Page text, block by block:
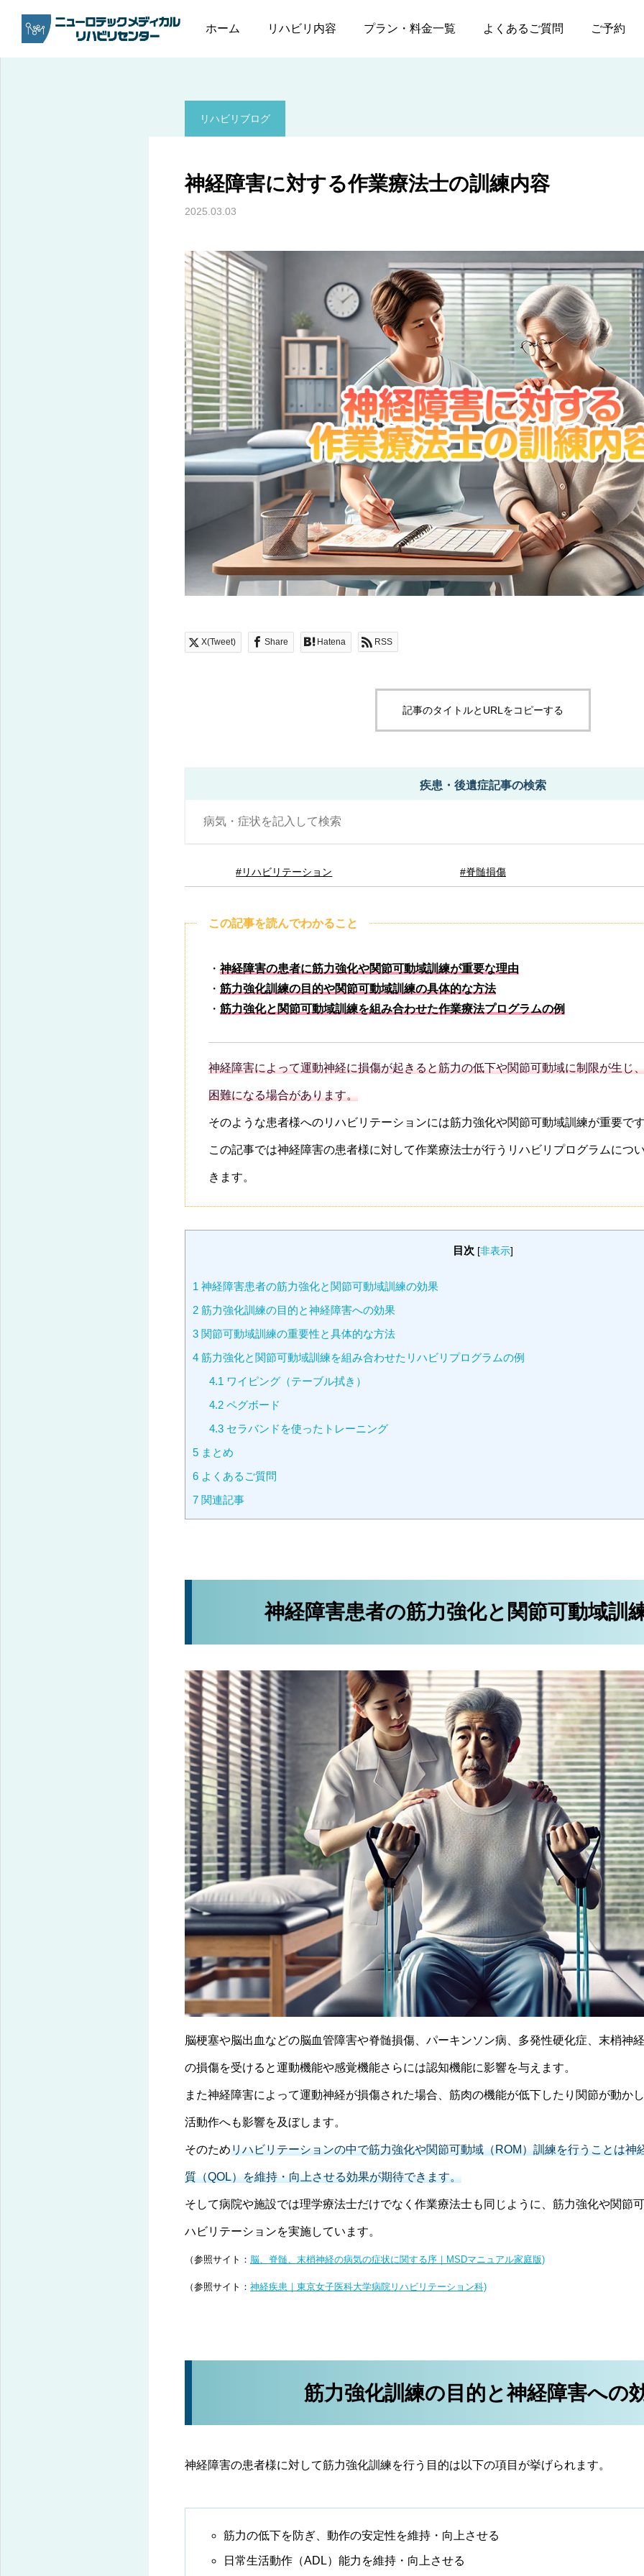
ホーム リハビリ内容 プラン・料金一覧 よくあるご質問 ご予約
リハビリブログ 神経障害に対する作業療法士の訓練内容
リハビリブログ
神経障害に対する作業療法士の訓練内容
2025.03.03
X(Tweet) Share Hatena RSS
記事のタイトルとURLをコピーする
疾患・後遺症記事の検索
#リハビリテーション #脊髄損傷
この記事を読んでわかること
・神経障害の患者に筋力強化や関節可動域訓練が重要な理由
・ 筋力強化訓練の目的や関節可動域訓練の具体的な方法
・ 筋力強化と関節可動域訓練を組み合わせた作業療法プログラムの例
神経障害によって運動神経に損傷が起きると筋力の低下や関節可動域に制限が生じ
困難になる場合があります。
そのような患者様へのリハビリテーションには筋力強化や関節可動域訓練が重要で
この記事では神経障害の患者様に対して作業療法士が行うリハビリプログラムにつ
きます。
目次 [非表示]
1 神経障害患者の筋力強化と関節可動域訓練の効果
2 筋力強化訓練の目的と神経障害への効果
3 関節可動域訓練の重要性と具体的な方法
4 筋力強化と関節可動域訓練を組み合わせたリハビリプログラムの例
4.1 ワイピング（テーブル拭き）
4.2ペグボード
4.3セラバンドを使ったトレーニング
5 まとめ
6 よくあるご質問
7 関連記事
神経障害患者の筋力強化と関節可動域訓
脳梗塞や脳出血などの脳血管障害や脊髄損傷、パーキンソン病、多発性硬化症、末梢神
の損傷を受けると運動機能や感覚機能さらには認知機能に影響を与えます。
また神経障害によって運動神経が損傷された場合、筋肉の機能が低下したり関節が動か
活動作へも影響を及ぼします。
そのためリハビリテーションの中で筋力強化や関節可動域（ROM）訓練を行うことは神
質（QOL）を維持・向上させる効果が期待できます。
そして病院や施設では理学療法士だけでなく作業療法士も同じように、筋力強化や関節
ハビリテーションを実施しています。
（参照サイト： 脳、脊髄、末梢神経の病気の症状に関する序｜MSDマニュアル家庭版)
（参照サイト： 神経疾患｜東京女子医科大学病院リハビリテーション科)
筋力強化訓練の目的と神経障害への
神経障害の患者様に対して筋力強化訓練を行う目的は以下の項目が挙げられます。
筋力の低下を防ぎ、動作の安定性を維持・向上させる
日常生活動作（ADL）能力を維持・向上させる